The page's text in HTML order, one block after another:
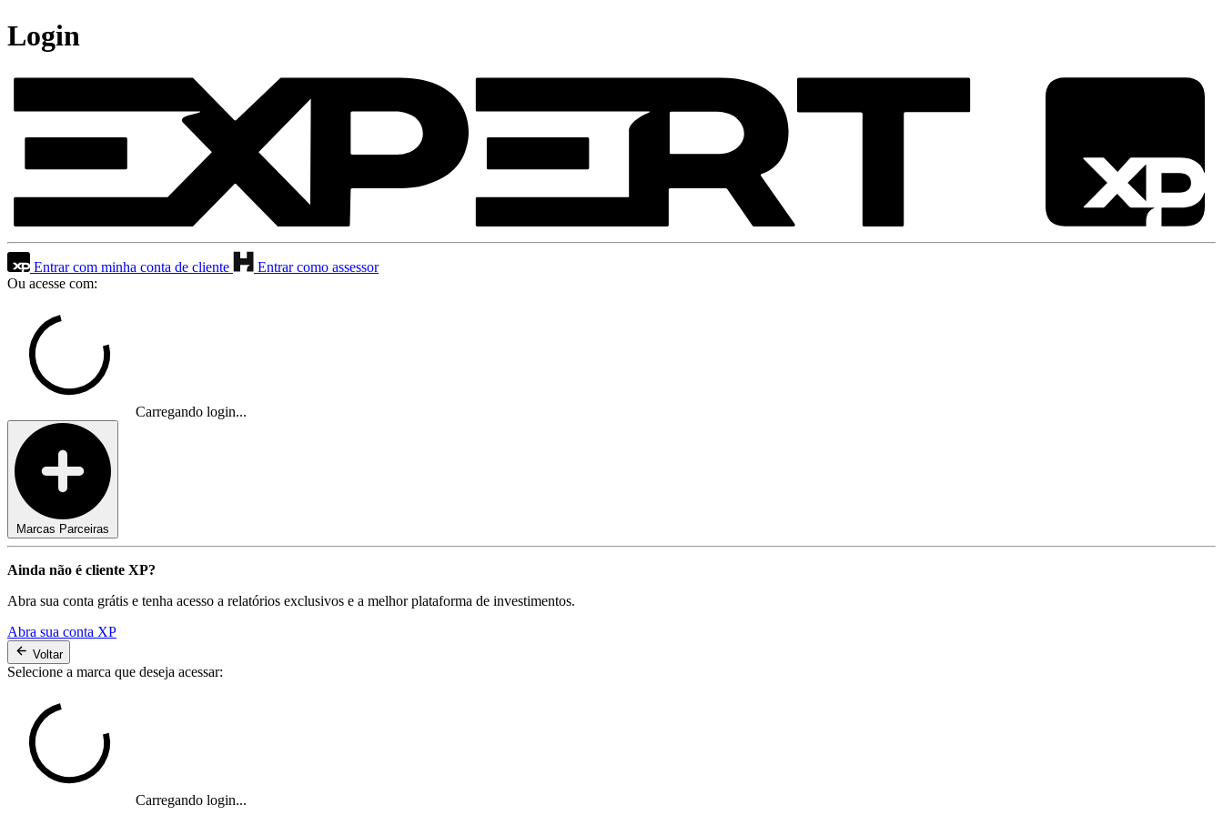
Login
Entrar com minha conta de cliente
Entrar como assessor
Ou acesse com:
Carregando login...
Marcas Parceiras
Ainda não é cliente XP?
Abra sua conta grátis e tenha acesso a relatórios exclusivos e a melhor plataforma de investimentos.
Abra sua conta XP
Voltar
Selecione a marca que deseja acessar:
Carregando login...